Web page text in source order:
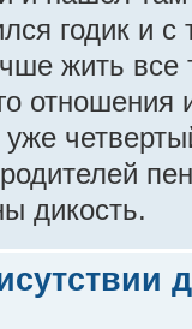
годик и
жить все
отношения
дикость.